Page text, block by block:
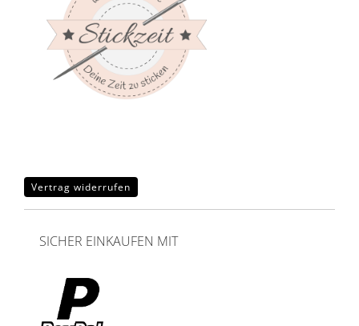
Vertrag widerrufen
SICHER EINKAUFEN MIT